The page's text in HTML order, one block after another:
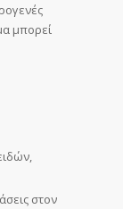
μπορεί
στον